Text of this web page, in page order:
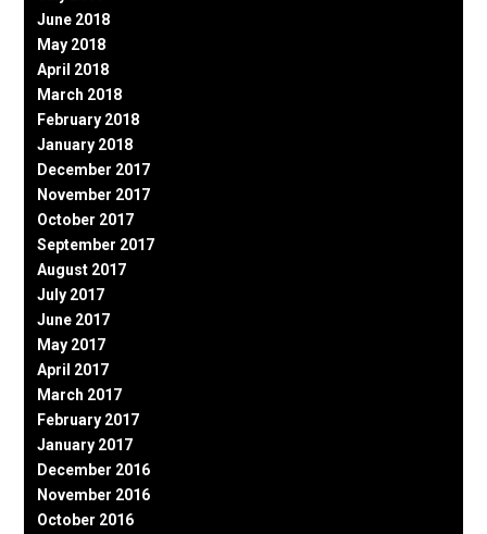
June 2018
May 2018
April 2018
March 2018
February 2018
January 2018
December 2017
November 2017
October 2017
September 2017
August 2017
July 2017
June 2017
May 2017
April 2017
March 2017
February 2017
January 2017
December 2016
November 2016
October 2016